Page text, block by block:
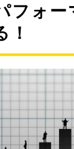
フォー
！